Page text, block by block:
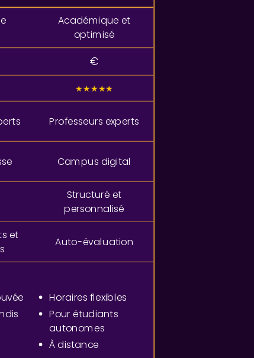
Académique et
optimisé
€
★★★★★
Professeurs experts
Campus digital
Structuré et
personnalisé
et
Auto-évaluation
Horaires flexibles
Pour étudiants
autonomes
À distance